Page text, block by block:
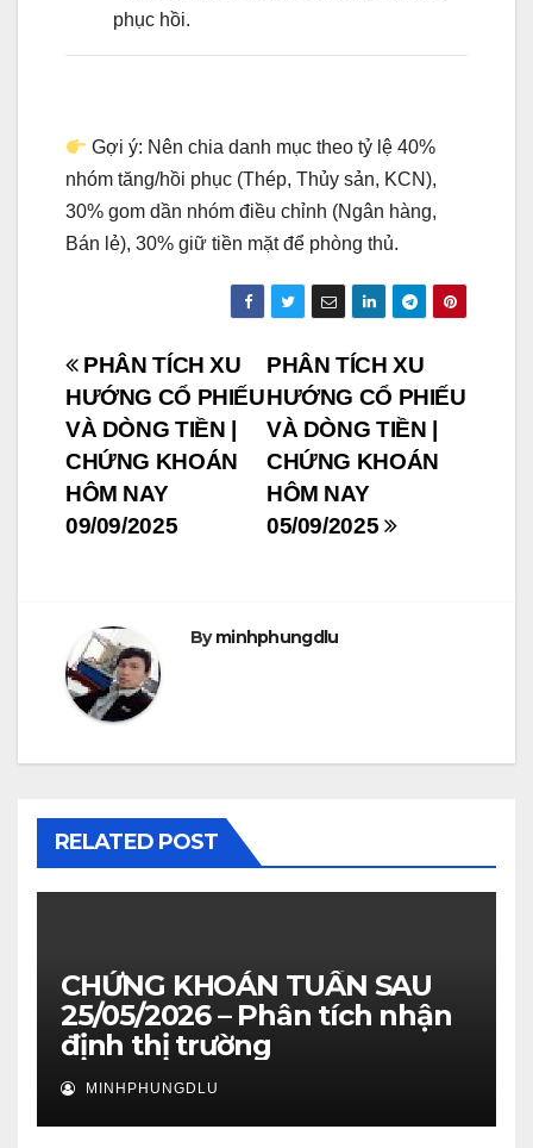
phục hồi.
Gợi ý: Nên chia danh mục theo tỷ lệ 40%
nhóm tăng/hồi phục (Thép, Thủy sản, KCN),
30% gom dần nhóm điều chỉnh (Ngân hàng,
Bán lẻ), 30% giữ tiền mặt để phòng thủ.
Post
navigation
PHÂN TÍCH XU
HƯỚNG CỔ PHIẾU
VÀ DÒNG TIỀN |
CHỨNG KHOÁN
HÔM NAY
05/09/2025
PHÂN TÍCH XU
HƯỚNG CỔ PHIẾU
VÀ DÒNG TIỀN |
CHỨNG KHOÁN
HÔM NAY
09/09/2025
Byminhphungdlu
RELATED POST
CHỨNG KHOÁN TUẦN SAU
25/05/2026 – Phân tích nhận
định thị trường
MINHPHUNGDLU